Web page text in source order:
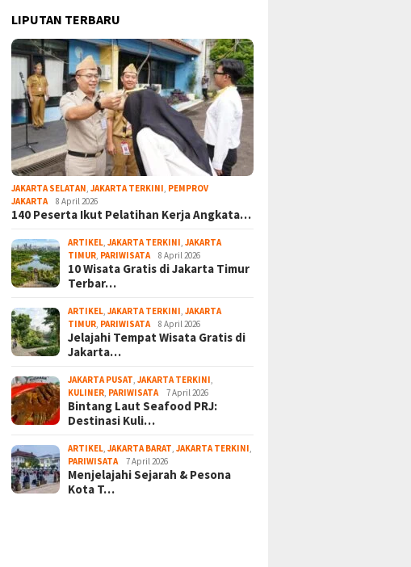
LIPUTAN TERBARU
JAKARTA SELATAN ,JAKARTA TERKINI PEMPROV
JAKARTA
8 April 2026
140 Peserta Ikut Pelatihan Kerja Angkata…
ARTIKEL ,JAKARTA TERKINI ,JAKARTA
TIMUR PARIWISATA 8 April 2026
10 Wisata Gratis di Jakarta Timur
Terbar…
ARTIKEL ,JAKARTA TERKINI ,JAKARTA
TIMUR PARIWISATA 8 April 2026
Jelajahi Tempat Wisata Gratis di
Jakarta…
JAKARTA PUSAT ,JAKARTA TERKINI
KULINER PARIWISATA 7 April 2026
Bintang Laut Seafood PRJ:
Destinasi Kuli…
ARTIKEL ,JAKARTA BARAT ,JAKARTA TERKINI
PARIWISATA
7 April 2026
Menjelajahi Sejarah & Pesona
Kota T…